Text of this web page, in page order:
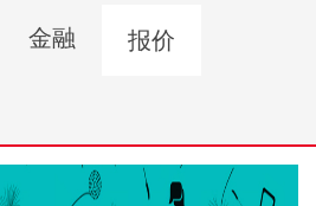
金融 报价